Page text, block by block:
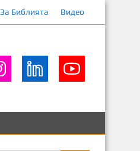
За Библията Видео